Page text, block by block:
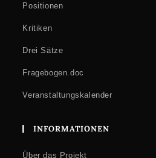
Positionen
Kritiken
Drei Sätze
Fragebogen.doc
Veranstaltungskalender
INFORMATIONEN
Über das Projekt